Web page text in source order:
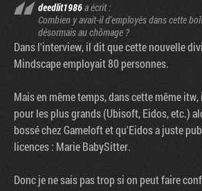
deedlit1986a écrit :
Combien y avait-il d'employés dans cette
désormais au chômage ?
Dans l'interview, il dit que cette nouvelle
Mindscape employait 80 personnes.
Mais en même temps, dans cette même
pour les plus grands (Ubisoft, Eidos, etc.)
bossé chez Gameloft et qu'Eidos a juste
licences : Marie BabySitter.
Donc je ne sais pas trop si on peut faire